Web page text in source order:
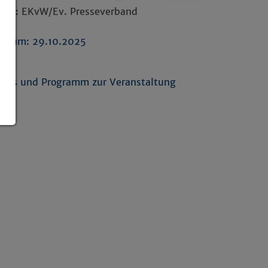
EKvW/Ev. Presseverband
Datum: 29.10.2025
Infos und Programm zur Veranstaltung